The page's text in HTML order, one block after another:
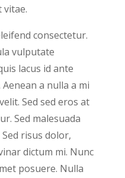
vitae.
consectetur.
vulputate
lacus id ante
a nulla a mi
Sed sed eros at
Sed malesuada
risus dolor,
dictum mi. Nunc
posuere. Nulla